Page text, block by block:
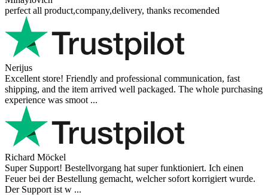
perfect all product,company,delivery, thanks recomended
Nerijus
Excellent store! Friendly and professional communication, fast
shipping, and the item arrived well packaged. The whole purchasing
experience was smoot ...
Richard Möckel
Super Support! Bestellvorgang hat super funktioniert. Ich einen
Feuer bei der Bestellung gemacht, welcher sofort korrigiert wurde.
Der Support ist w ...